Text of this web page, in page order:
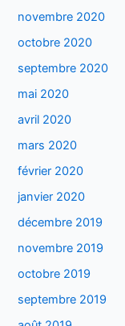
novembre 2020
octobre 2020
septembre 2020
mai 2020
avril 2020
mars 2020
février 2020
janvier 2020
décembre 2019
novembre 2019
octobre 2019
septembre 2019